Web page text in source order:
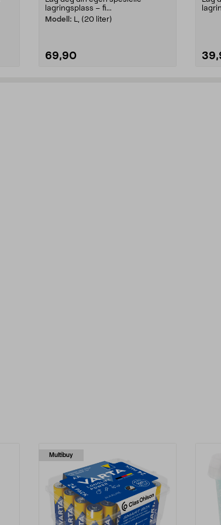
lagringsplass – fi...
Modell: L, (20 liter)
69,90
Multibuy